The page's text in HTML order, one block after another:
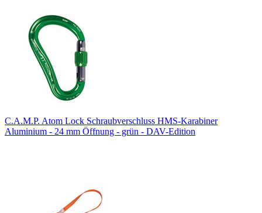
C.A.M.P. Atom Lock Schraubverschluss HMS-Karabiner
Aluminium - 24 mm Öffnung - grün - DAV-Edition